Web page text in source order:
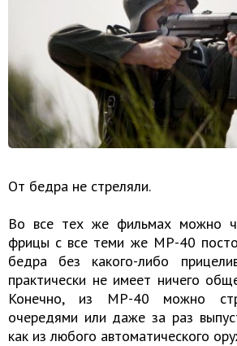
От бедра не стреляли.
Во все тех же фильмах можно
фрицы с все теми же MP-40
бедра без какого-либо
практически не имеет ничего
Конечно, из MP-40 можно
очередями или даже за раз
как из любого автоматического